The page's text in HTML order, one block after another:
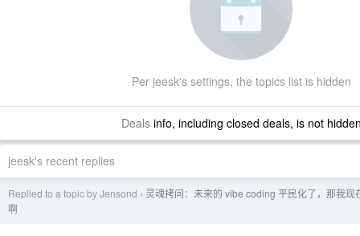
Per jeesk's settings, the topics list is hidden
Dealsinfo, including closed deals, is not
jeesk's recent replies
Replied to a topic by Jensond › 灵魂拷问：未来的 vibe coding 平民化了，那我现
啊